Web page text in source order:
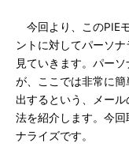
今回より、このPIE
ントに対してパーソ
見ていきます。パー
が、ここでは非常に
出するという、メー
法を紹介します。今
ナライズです。